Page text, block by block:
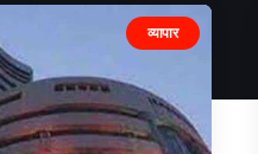
व्यापार